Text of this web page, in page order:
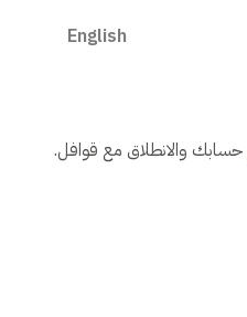
English